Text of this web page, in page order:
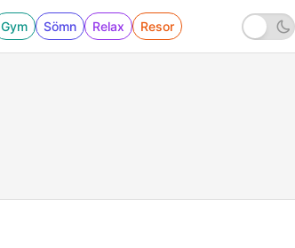
Gym Sömn Relax Resor